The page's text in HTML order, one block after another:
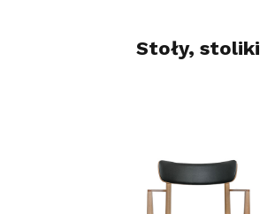
Stoły, stoliki